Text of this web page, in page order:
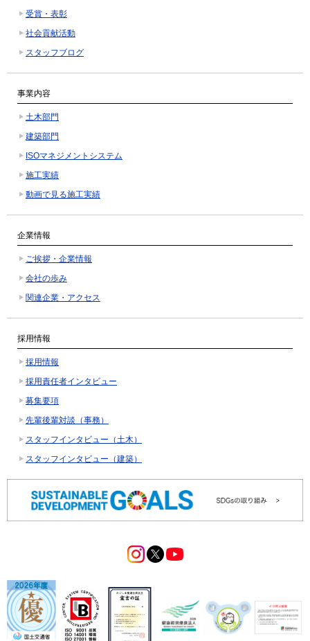
受賞・表彰
社会貢献活動
スタッフブログ
事業内容
土木部門
建築部門
ISOマネジメントシステム
施工実績
動画で見る施工実績
企業情報
ご挨拶・企業情報
会社の歩み
関連企業・アクセス
採用情報
採用情報
採用責任者インタビュー
募集要項
先輩後輩対談（事務）
スタッフインタビュー（土木）
スタッフインタビュー（建築）